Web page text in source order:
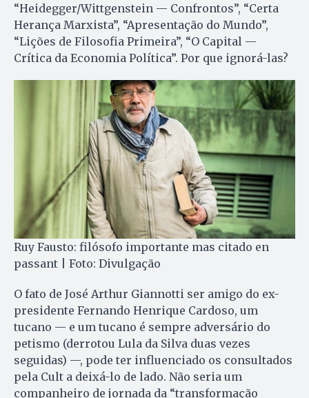
“Heidegger/Wittgenstein — Confrontos”, “Certa
Herança Marxista”, “Apresentação do Mundo”,
“Lições de Filosofia Primeira”, “O Capital —
Crítica da Economia Política”. Por que ignorá-las?
Ruy Fausto: filósofo importante mas citado en
passant | Foto: Divulgação
O fato de José Arthur Giannotti ser amigo do ex-
presidente Fernando Henrique Cardoso, um
tucano — e um tucano é sempre adversário do
petismo (derrotou Lula da Silva duas vezes
seguidas) —, pode ter influenciado os consultados
pela Cult a deixá-lo de lado. Não seria um
companheiro de jornada da “transformação